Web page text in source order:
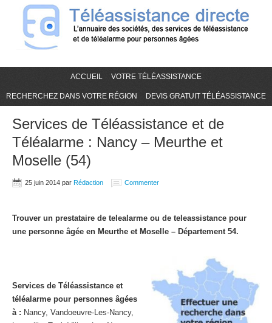
ACCUEIL VOTRE TÉLÉASSISTANCE
RECHERCHEZ DANS VOTRE RÉGION DEVIS GRATUIT TÉLÉASSISTANCE
Services de Téléassistance et de
Téléalarme : Nancy – Meurthe et
Moselle (54)
25 juin 2014 par Rédaction Commenter
Trouver un prestataire de telealarme ou de teleassistance pour
une personne âgée en Meurthe et Moselle – Département 54.
Services de Téléassistance et
téléalarme pour personnes âgées
à : Nancy, Vandoeuvre-Les-Nancy,